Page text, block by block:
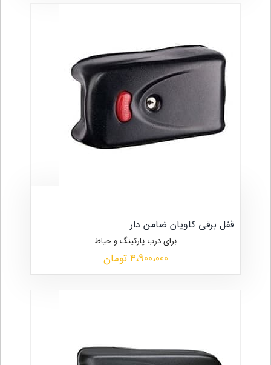
قفل برقی کاویان ضامن دار
برای درب پارکینگ و حیاط
4،900،000 تومان